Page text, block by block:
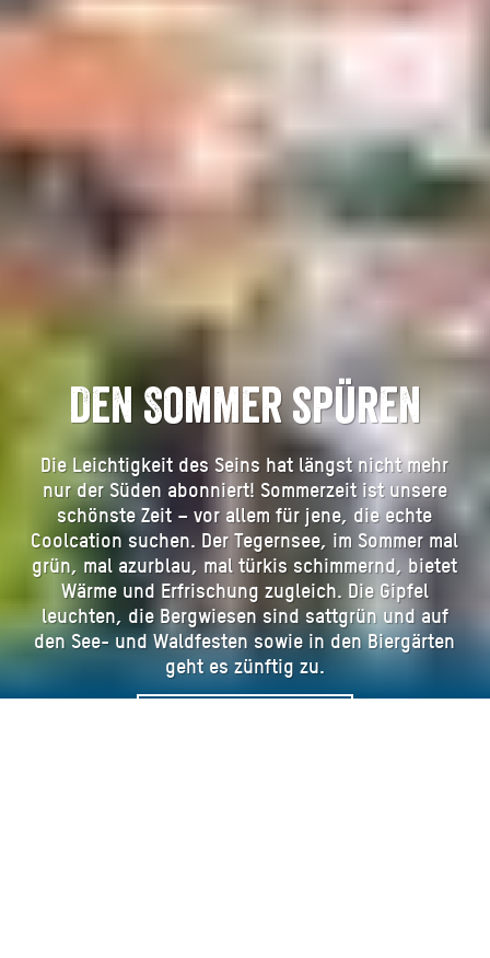
Den Sommer spüren
Die Leichtigkeit des Seins hat längst nicht mehr
nur der Süden abonniert! Sommerzeit ist unsere
schönste Zeit – vor allem für jene, die echte
Coolcation suchen. Der Tegernsee, im Sommer mal
grün, mal azurblau, mal türkis schimmernd, bietet
Wärme und Erfrischung zugleich. Die Gipfel
leuchten, die Bergwiesen sind sattgrün und auf
den See- und Waldfesten sowie in den Biergärten
geht es zünftig zu.